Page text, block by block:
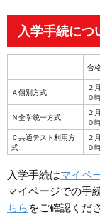
入学手続につ
合
Ａ個別方式
２
０
Ｎ全学統一方式
２
０
Ｃ共通テスト利用方
式
２
０
入学手続はマイペ
マイページでの手
ちらをご確認くだ